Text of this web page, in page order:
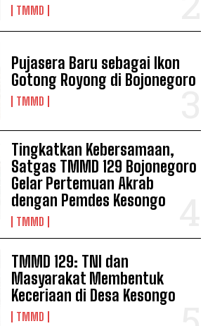
TMMD
Pujasera Baru sebagai Ikon
Gotong Royong di Bojonegoro
TMMD
Tingkatkan Kebersamaan,
Satgas TMMD 129 Bojonegoro
Gelar Pertemuan Akrab
dengan Pemdes Kesongo
TMMD
TMMD 129: TNI dan
Masyarakat Membentuk
Keceriaan di Desa Kesongo
TMMD